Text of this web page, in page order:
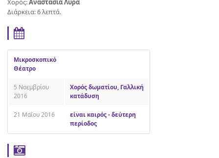
Χορός:Αναστασία Λύρα
Διάρκεια: 6 λεπτά.
Μικροσκοπικό
Θέατρο
5 Νοεμβρίου
2016
Χορός δωματίου, Γαλλική
κατάδυση
21 Μαΐου 2016
είναι καιρός - δεύτερη
περίοδος